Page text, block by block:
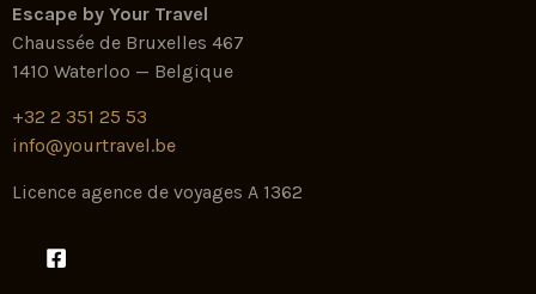
Escape by Your Travel
Chaussée de Bruxelles 467
1410 Waterloo — Belgique
+32 2 351 25 53
info@yourtravel.be
Licence agence de voyages A 1362